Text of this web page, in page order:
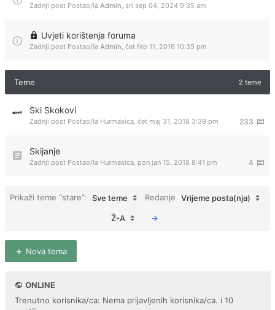
Zadnji post Postao/la Admin, sri sep 04, 2024 9:35 am
Uvjeti korištenja foruma
Zadnji post Postao/la Admin, čet feb 11, 2016 10:35 pm
Teme 2 teme
Ski Skokovi
233
Zadnji post Postao/la Hurmasica, čet maj 31, 2018 3:39 pm
Skijanje
4
Zadnji post Postao/la Hurmasica, pon jan 15, 2018 8:41 pm
Prikaži teme “stare”: Sve teme Redanje Vrijeme posta(nja)
Ž-A
Nova tema
ONLINE
Trenutno korisnika/ca: Nema prijavljenih korisnika/ca. i 10